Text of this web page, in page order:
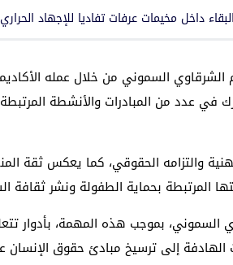
داخل مخيمات عرفات تفاديا للإجهاد الحراري
السموني من خلال عمله
في عدد من المبادرات والأنشطة
والتزامه الحقوقي، كما يعكس ثقة
المرتبطة بحماية الطفولة ونشر ثقافة
بموجب هذه المهمة، بأدوار
الهادفة إلى ترسيخ مبادئ حقوق